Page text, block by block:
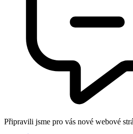
Připravili jsme pro vás nové webové